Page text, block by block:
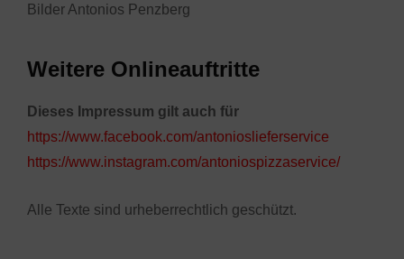
Bilder Antonios Penzberg
Weitere Onlineauftritte
Dieses Impressum gilt auch für
https://www.facebook.com/antonioslieferservice
https://www.instagram.com/antoniospizzaservice/
Alle Texte sind urheberrechtlich geschützt.